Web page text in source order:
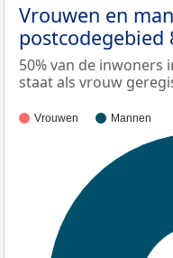
Vrouwen en
postcodegebied
50% van de inwoners
staat als vrouw
Vrouwen Mannen